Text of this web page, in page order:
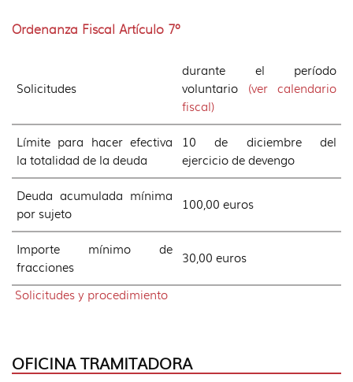
Ordenanza Fiscal Artículo 7º
Solicitudes
durante el período
voluntario (ver calendario
fiscal)
Límite para hacer efectiva
la totalidad de la deuda
10 de diciembre del
ejercicio de devengo
Deuda acumulada mínima
por sujeto
100,00 euros
Importe mínimo de
fracciones
30,00 euros
Solicitudes y procedimiento
OFICINA TRAMITADORA